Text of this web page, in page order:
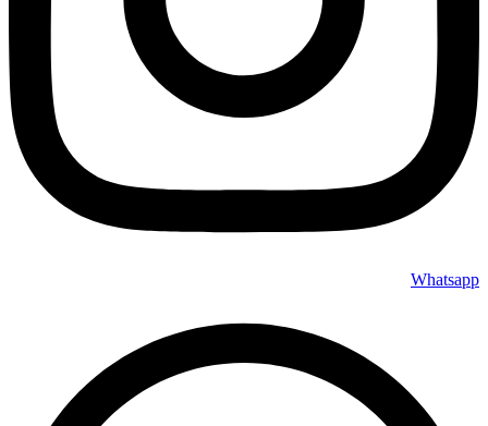
Whatsapp